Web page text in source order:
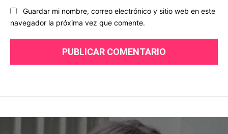
Guardar mi nombre, correo electrónico y sitio web en este
navegador la próxima vez que comente.